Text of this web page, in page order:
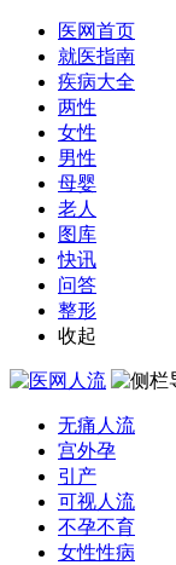
医网首页
就医指南
疾病大全
两性
女性
男性
母婴
老人
图库
快讯
问答
整形
收起
无痛人流
宫外孕
引产
可视人流
不孕不育
女性性病